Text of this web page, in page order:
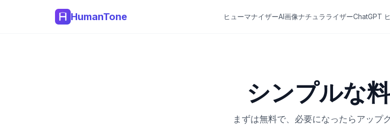
HumanTone ヒューマナイザーAI画像ナチュラライザーChatGPT
シンプルな
まずは無料で、必要になったらアップ